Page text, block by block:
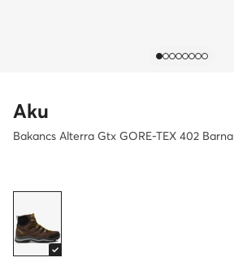
Aku
Bakancs Alterra Gtx GORE-TEX 402 Barna